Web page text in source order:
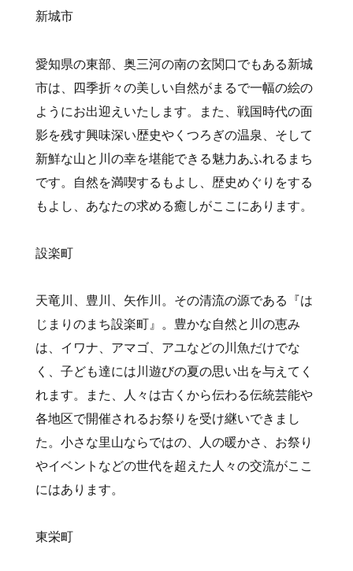
新城市
愛知県の東部、奥三河の南の玄関口でもある新城
市は、四季折々の美しい自然がまるで一幅の絵の
ようにお出迎えいたします。また、戦国時代の面
影を残す興味深い歴史やくつろぎの温泉、そして
新鮮な山と川の幸を堪能できる魅力あふれるまち
です。自然を満喫するもよし、歴史めぐりをする
もよし、あなたの求める癒しがここにあります。
設楽町
天竜川、豊川、矢作川。その清流の源である『は
じまりのまち設楽町』。豊かな自然と川の恵み
は、イワナ、アマゴ、アユなどの川魚だけでな
く、子ども達には川遊びの夏の思い出を与えてく
れます。また、人々は古くから伝わる伝統芸能や
各地区で開催されるお祭りを受け継いできまし
た。小さな里山ならではの、人の暖かさ、お祭り
やイベントなどの世代を超えた人々の交流がここ
にはあります。
東栄町